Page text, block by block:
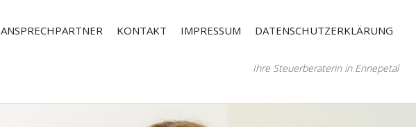
ANSPRECHPARTNER KONTAKT IMPRESSUM DATENSCHUTZERKLÄRUNG
Ihre Steuerberaterin in Ennepetal